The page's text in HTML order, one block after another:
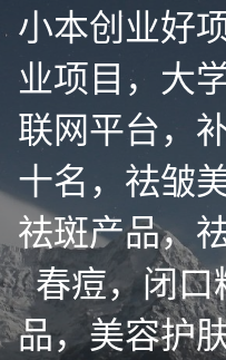
小本创业好
业项目，大
联网平台，
十名，祛皱
祛斑产品，
春痘，闭
品，美容护